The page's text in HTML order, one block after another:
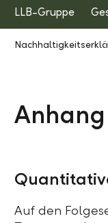
LLB-Gruppe
Auf den